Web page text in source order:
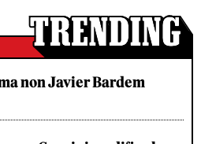
non Javier Bardem